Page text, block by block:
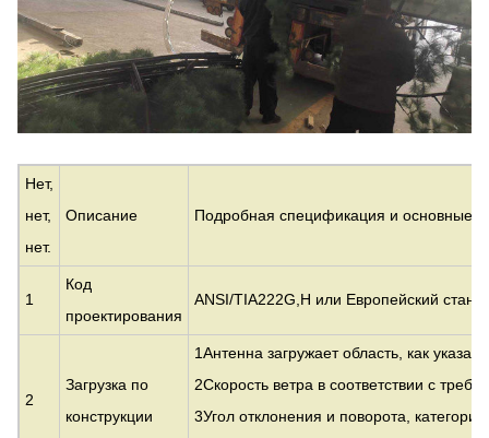
Нет,
нет,
нет.
Описание Подробная спецификация и основные
1
Код
проектирования
ANSI/TIA222G,H или Европейский
2
Загрузка по
конструкции
1Антенна загружает область, как
2Скорость ветра в соответствии с
3Угол отклонения и поворота,